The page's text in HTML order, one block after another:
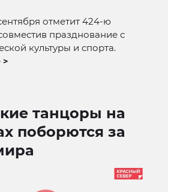
отметит 424-ю
празднование с
культуры и спорта.
>
танцоры на
поборются за